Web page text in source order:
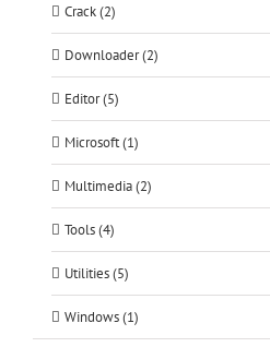
Crack (2)
Downloader (2)
Editor (5)
Microsoft (1)
Multimedia (2)
Tools (4)
Utilities (5)
Windows (1)